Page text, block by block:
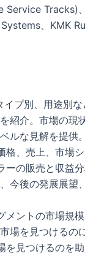
Tracks)
、KMK
プ別、用途別
紹介。市場の現
ルな見解を提供。
、売上、市場シ
の販売と収益
後の発展展望
ントの市場規
場を見つけるの
見つけるのを